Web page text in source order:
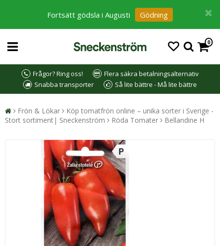
Fortsätt gödsla i Augusti Gödning
0
Frågor? Ring oss!
Flera säkra betalningsalternativ
Snabba transporter
Så lite bättre - Må lite bättre
Frön & Lökar
Köp tomatfrön online – unika sorter i Sverige -
Stort sortiment| Sneckenström
Röda Tomater Bellandine H